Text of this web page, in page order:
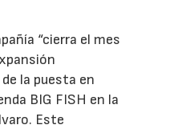
“cierra el mes
la puesta en
BIG FISH en la
Este